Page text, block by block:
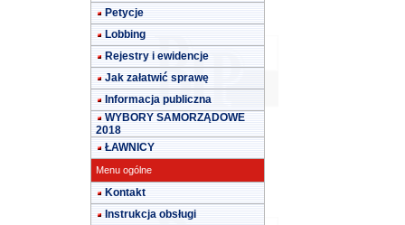
Petycje
Lobbing
Rejestry i ewidencje
Jak załatwić sprawę
Informacja publiczna
WYBORY SAMORZĄDOWE
2018
ŁAWNICY
Menu ogólne
Kontakt
Instrukcja obsługi